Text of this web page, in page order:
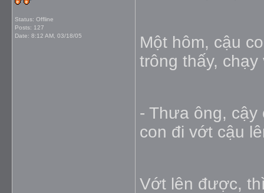
Status: Offline
Posts: 127
Date: 8:12 AM, 03/18/05
Một hôm, cậu
trông thấy,
- Thưa ông, cậy
con đi vớt cậu
Vớt lên được,